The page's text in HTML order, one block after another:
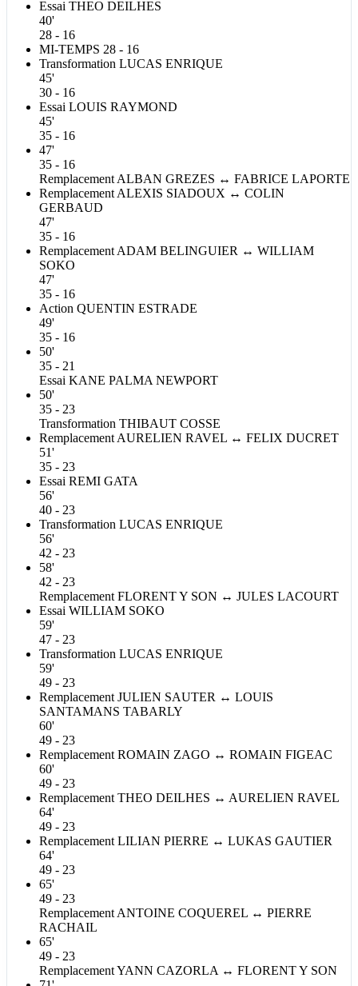
Essai THEO DEILHES
40'
28 - 16
MI-TEMPS 28 - 16
Transformation LUCAS ENRIQUE
45'
30 - 16
Essai LOUIS RAYMOND
45'
35 - 16
47'
35 - 16
Remplacement ALBAN GREZES ↔ FABRICE LAPORTE
Remplacement ALEXIS SIADOUX ↔ COLIN
GERBAUD
47'
35 - 16
Remplacement ADAM BELINGUIER ↔ WILLIAM
SOKO
47'
35 - 16
Action QUENTIN ESTRADE
49'
35 - 16
50'
35 - 21
Essai KANE PALMA NEWPORT
50'
35 - 23
Transformation THIBAUT COSSE
Remplacement AURELIEN RAVEL ↔ FELIX DUCRET
51'
35 - 23
Essai REMI GATA
56'
40 - 23
Transformation LUCAS ENRIQUE
56'
42 - 23
58'
42 - 23
Remplacement FLORENTY SON ↔ JULES LACOURT
Essai WILLIAM SOKO
59'
47 - 23
Transformation LUCAS ENRIQUE
59'
49 - 23
Remplacement JULIEN SAUTER ↔ LOUIS
SANTAMANS TABARLY
60'
49 - 23
Remplacement ROMAIN ZAGO ↔ ROMAIN FIGEAC
60'
49 - 23
Remplacement THEO DEILHES ↔ AURELIEN RAVEL
64'
49 - 23
Remplacement LILIAN PIERRE ↔ LUKAS GAUTIER
64'
49 - 23
65'
49 - 23
Remplacement ANTOINE COQUEREL ↔ PIERRE
RACHAIL
65'
49 - 23
RemplacementYANN CAZORLA ↔ FLORENTY SON